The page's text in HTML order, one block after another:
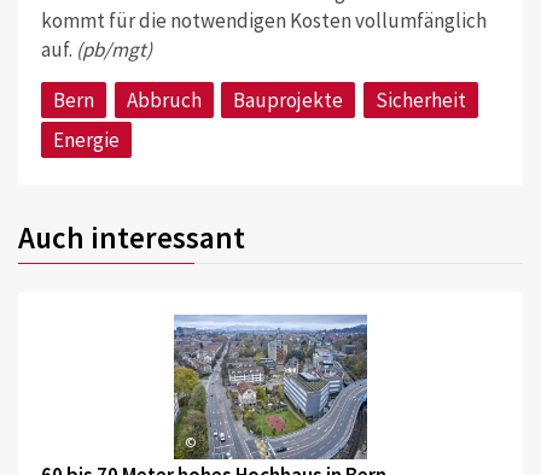
kommt für die notwendigen Kosten vollumfänglich
auf. (pb/mgt)
Bern
Abbruch Bauprojekte
Sicherheit
Energie
Auch interessant
©